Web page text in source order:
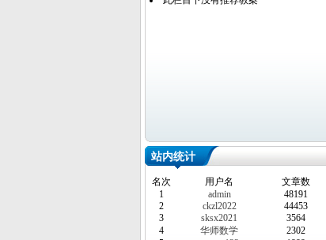
站内统计
名次 用户名
文章数
1
admin
48191
2
ckzl2022
44453
3
sksx2021
3564
4
华师数学
2302